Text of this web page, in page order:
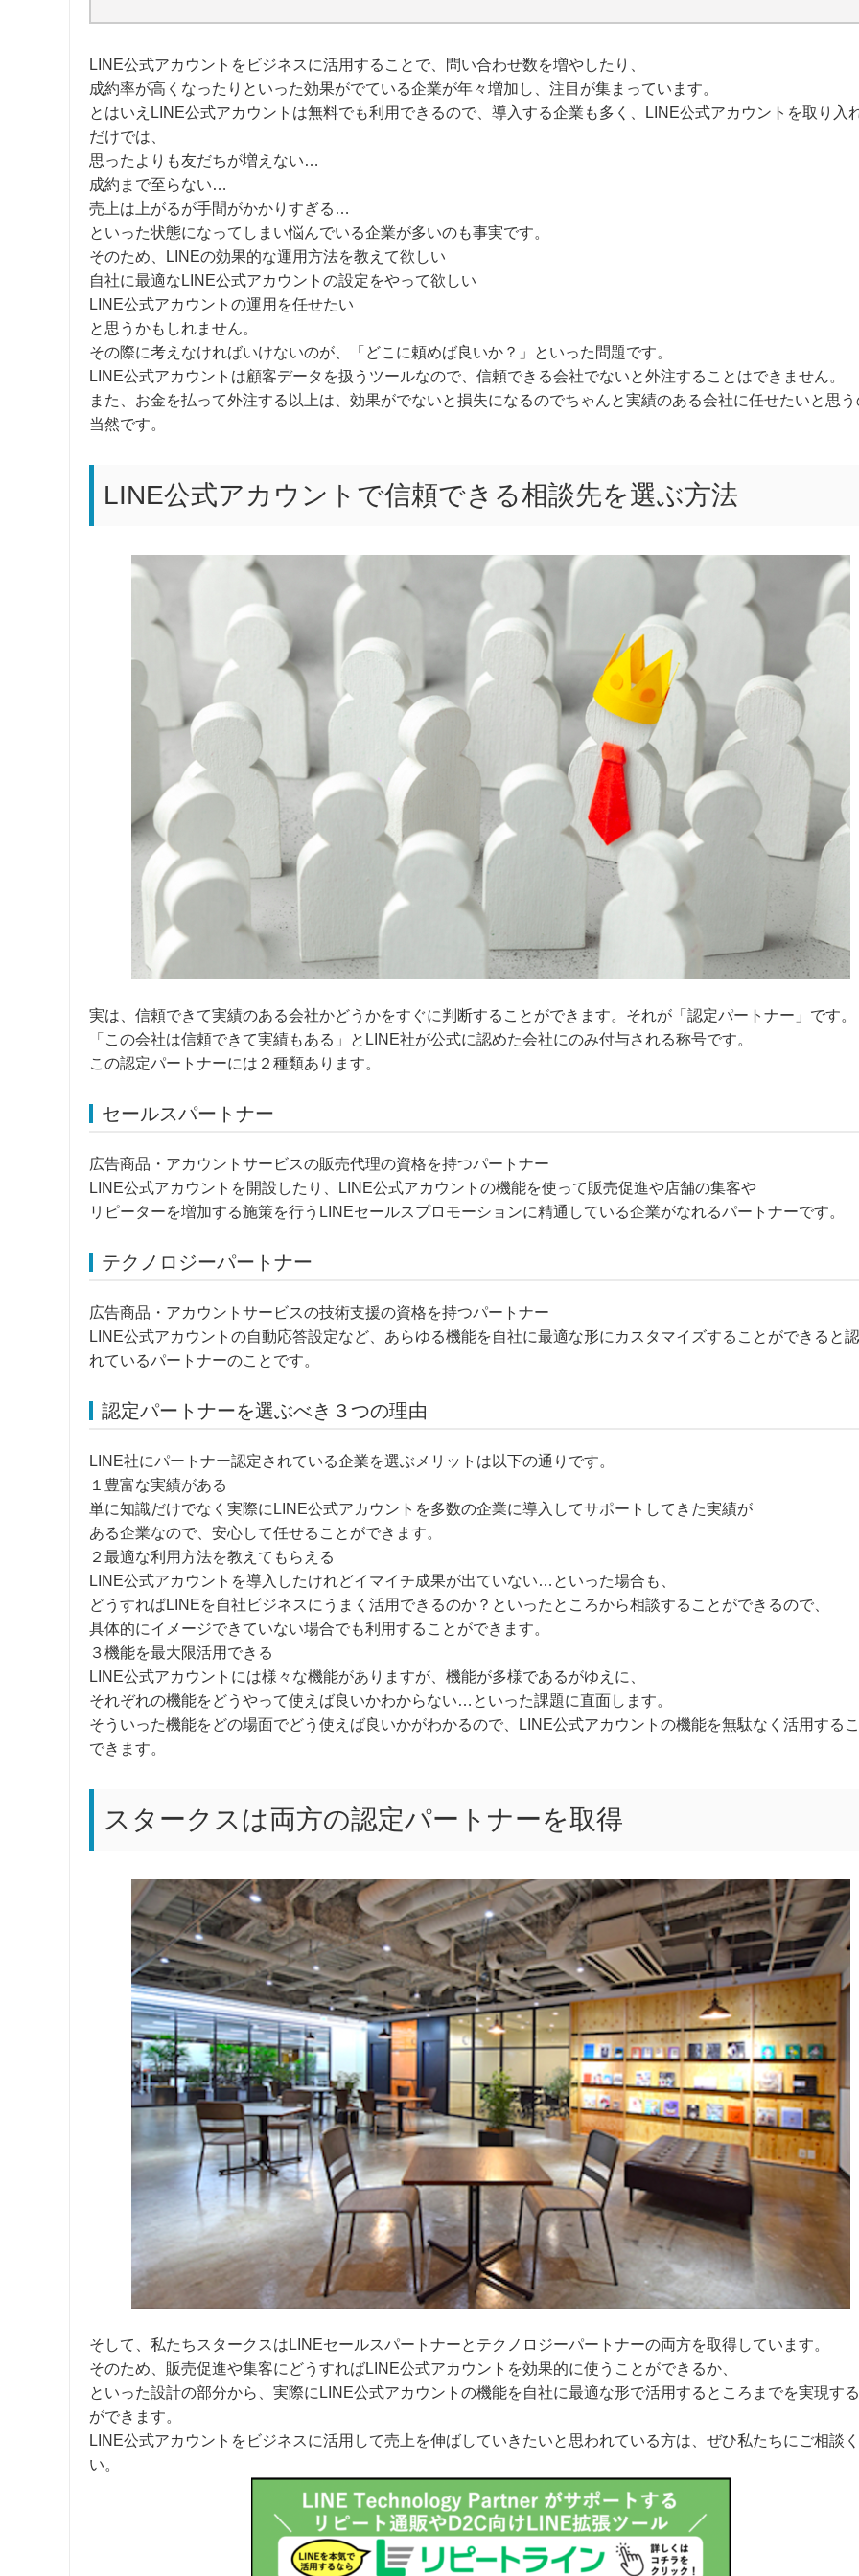
LINE公式アカウントをビジネスに活用することで、問い合わせ数を増やしたり、
成約率が高くなったりといった効果がでている企業が年々増加し、注目が集まっています。
とはいえLINE公式アカウントは無料でも利用できるので、導入する企業も多く、LINE公式アカウントを取り入
だけでは、
思ったよりも友だちが増えない…
成約まで至らない…
売上は上がるが手間がかかりすぎる…
といった状態になってしまい悩んでいる企業が多いのも事実です。
そのため、LINEの効果的な運用方法を教えて欲しい
自社に最適なLINE公式アカウントの設定をやって欲しい
LINE公式アカウントの運用を任せたい
と思うかもしれません。
その際に考えなければいけないのが、「どこに頼めば良いか？」といった問題です。
LINE公式アカウントは顧客データを扱うツールなので、信頼できる会社でないと外注することはできません。
また、お金を払って外注する以上は、効果がでないと損失になるのでちゃんと実績のある会社に任せたいと思
当然です。
LINE公式アカウントで信頼できる相談先を選ぶ方法
実は、信頼できて実績のある会社かどうかをすぐに判断することができます。それが「認定パートナー」です。
「この会社は信頼できて実績もある」とLINE社が公式に認めた会社にのみ付与される称号です。
この認定パートナーには２種類あります。
セールスパートナー
広告商品・アカウントサービスの販売代理の資格を持つパートナー
LINE公式アカウントを開設したり、LINE公式アカウントの機能を使って販売促進や店舗の集客や
リピーターを増加する施策を行うLINEセールスプロモーションに精通している企業がなれるパートナーです。
テクノロジーパートナー
広告商品・アカウントサービスの技術支援の資格を持つパートナー
LINE公式アカウントの自動応答設定など、あらゆる機能を自社に最適な形にカスタマイズすることができると
れているパートナーのことです。
認定パートナーを選ぶべき３つの理由
LINE社にパートナー認定されている企業を選ぶメリットは以下の通りです。
１豊富な実績がある
単に知識だけでなく実際にLINE公式アカウントを多数の企業に導入してサポートしてきた実績が
ある企業なので、安心して任せることができます。
２最適な利用方法を教えてもらえる
LINE公式アカウントを導入したけれどイマイチ成果が出ていない…といった場合も、
どうすればLINEを自社ビジネスにうまく活用できるのか？といったところから相談することができるので、
具体的にイメージできていない場合でも利用することができます。
３機能を最大限活用できる
LINE公式アカウントには様々な機能がありますが、機能が多様であるがゆえに、
それぞれの機能をどうやって使えば良いかわからない…といった課題に直面します。
そういった機能をどの場面でどう使えば良いかがわかるので、LINE公式アカウントの機能を無駄なく活用する
できます。
スタークスは両方の認定パートナーを取得
そして、私たちスタークスはLINEセールスパートナーとテクノロジーパートナーの両方を取得しています。
そのため、販売促進や集客にどうすればLINE公式アカウントを効果的に使うことができるか、
といった設計の部分から、実際にLINE公式アカウントの機能を自社に最適な形で活用するところまでを実現す
ができます。
LINE公式アカウントをビジネスに活用して売上を伸ばしていきたいと思われている方は、ぜひ私たちにご相談
い。